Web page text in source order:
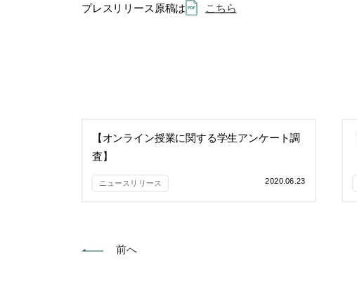
プレスリリース原稿は こちら
【オンライン授業に関する学生アンケート調
査】
コロナ収束後も一定数はオンライン授業の継
続を希望
ニュースリリース 2020.06.23
前へ